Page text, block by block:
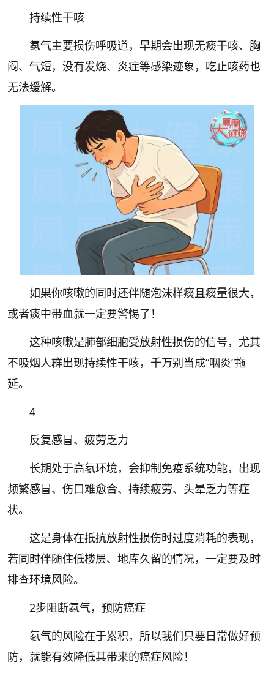
持续性干咳
氡气主要损伤呼吸道，早期会出现无痰干咳、胸
闷、气短，没有发烧、炎症等感染迹象，吃止咳药也
无法缓解。
如果你咳嗽的同时还伴随泡沫样痰且痰量很大，
或者痰中带血就一定要警惕了！
这种咳嗽是肺部细胞受放射性损伤的信号，尤其
不吸烟人群出现持续性干咳，千万别当成“咽炎”拖
延。
4
反复感冒、疲劳乏力
长期处于高氡环境，会抑制免疫系统功能，出现
频繁感冒、伤口难愈合、持续疲劳、头晕乏力等症
状。
这是身体在抵抗放射性损伤时过度消耗的表现，
若同时伴随住低楼层、地库久留的情况，一定要及时
排查环境风险。
2步阻断氡气，预防癌症
氡气的风险在于累积，所以我们只要日常做好预
防，就能有效降低其带来的癌症风险！